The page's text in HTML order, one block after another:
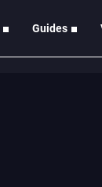
Guides